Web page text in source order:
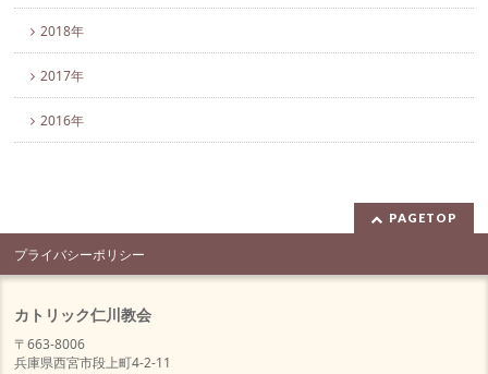
2018年
2017年
2016年
PAGETOP
プライバシーポリシー
カトリック仁川教会
〒663-8006
兵庫県西宮市段上町4-2-11